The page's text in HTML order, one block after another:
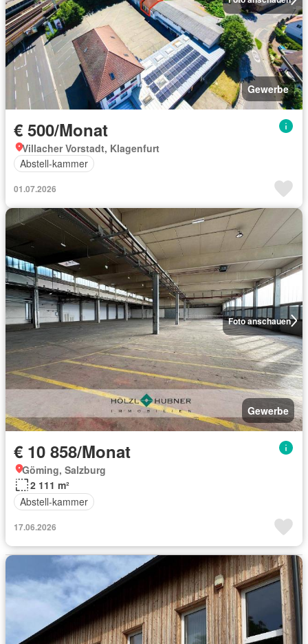
Gewerbe
€ 500/Monat
Villacher Vorstadt, Klagenfurt
Abstell-kammer
01.07.2026
Foto anschauen
Gewerbe
€ 10 858/Monat
Göming, Salzburg
2 111 m²
Abstell-kammer
17.06.2026